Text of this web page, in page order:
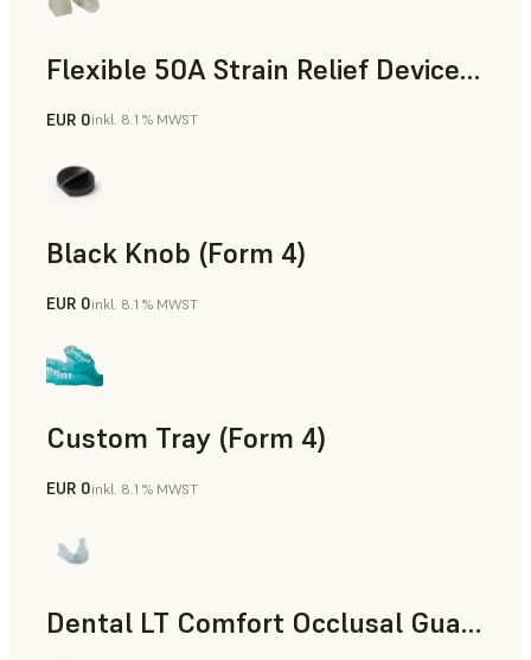
Flexible 50A Strain Relief Device (Form 4)
Technik
EUR 0inkl. 8.1 % MWST
Black Knob (Form 4)
Standard
EUR 0inkl. 8.1 % MWST
Custom Tray (Form 4)
Zahnmedizin
EUR 0inkl. 8.1 % MWST
Dental LT Comfort Occlusal Guard (Form 4)